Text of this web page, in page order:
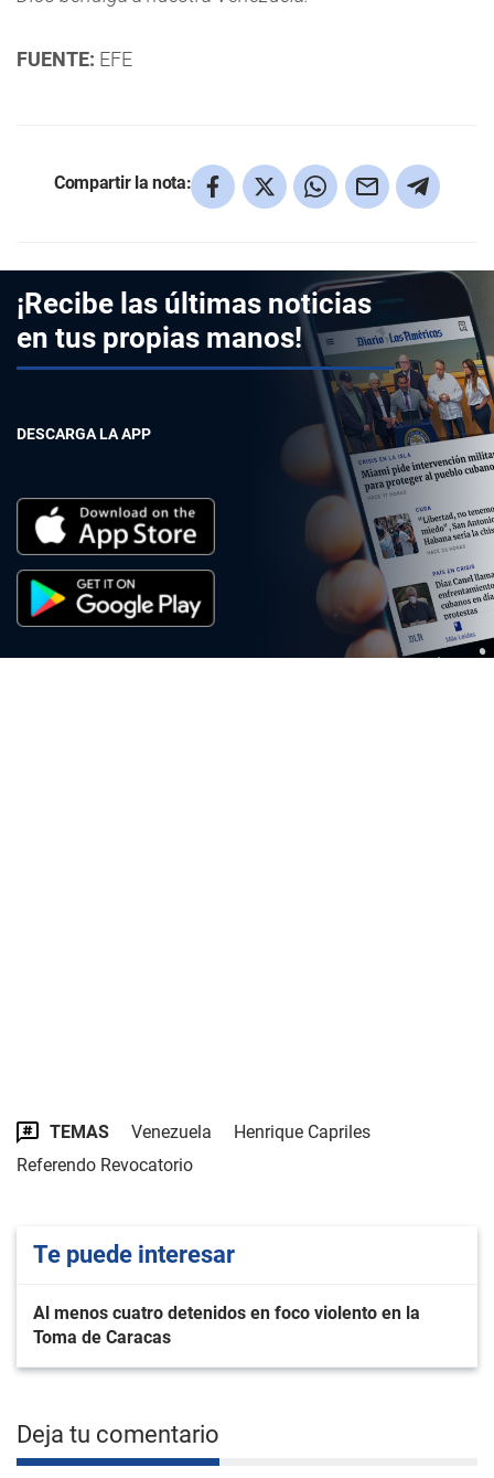
FUENTE: EFE
Compartir la nota:
¡Recibe las últimas noticias
en tus propias manos!
DESCARGA LA APP
TEMAS Venezuela
Henrique Capriles
Referendo Revocatorio
Te puede interesar
Al menos cuatro detenidos en foco violento en la
Toma de Caracas
Deja tu comentario